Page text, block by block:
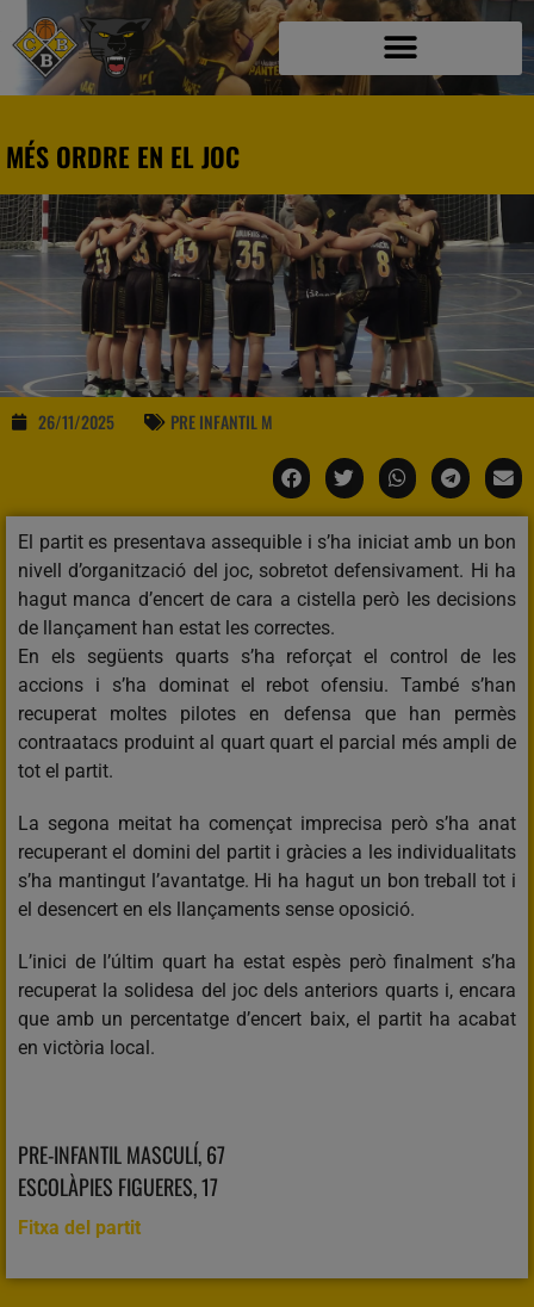
MÉS ORDRE EN EL JOC
26/11/2025 PRE INFANTIL M
El partit es presentava assequible i s’ha iniciat amb un bon
nivell d’organització del joc, sobretot defensivament. Hi ha
hagut manca d’encert de cara a cistella però les decisions
de llançament han estat les correctes.
En els següents quarts s’ha reforçat el control de les
accions i s’ha dominat el rebot ofensiu. També s’han
recuperat moltes pilotes en defensa que han permès
contraatacs produint al quart quart el parcial més ampli de
tot el partit.
La segona meitat ha començat imprecisa però s’ha anat
recuperant el domini del partit i gràcies a les individualitats
s’ha mantingut l’avantatge. Hi ha hagut un bon treball tot i
el desencert en els llançaments sense oposició.
L’inici de l’últim quart ha estat espès però finalment s’ha
recuperat la solidesa del joc dels anteriors quarts i, encara
que amb un percentatge d’encert baix, el partit ha acabat
en victòria local.
PRE-INFANTIL MASCULÍ, 67
ESCOLÀPIES FIGUERES, 17
Fitxa del partit